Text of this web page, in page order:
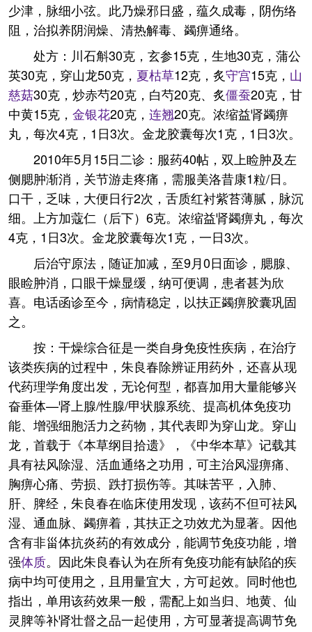
少津，脉细小弦。此乃燥邪日盛，蕴久成毒，阴伤络
阻，治拟养阴润燥、清热解毒、蠲痹通络。
处方：川石斛30克，玄参15克，生地30克，蒲公
英30克，穿山龙50克， 夏枯草12克，炙守宫15克， 山
慈菇30克，炒赤芍20克，白芍20克、炙僵蚕20克，甘
中黄15克， 金银花20克， 连翘20克。浓缩益肾蠲痹
丸，每次4克，1日3次。金龙胶囊每次1克，1日3次。
2010年5月15日二诊：服药40帖，双上睑肿及左
侧腮肿渐消，关节游走疼痛，需服美洛昔康1粒/日。
口干，乏味，大便日行2次，舌质红衬紫苔薄腻，脉沉
细。上方加蔻仁（后下）6克。浓缩益肾蠲痹丸，每次
4克，1日3次。金龙胶囊每次1克，一日3次。
后治守原法，随证加减，至9月0日面诊，腮腺、
眼睑肿消，口眼干燥显缓，纳可便调，患者甚为欣
喜。电话函诊至今，病情稳定，以扶正蠲痹胶囊巩固
之。
按：干燥综合征是一类自身免疫性疾病，在治疗
该类疾病的过程中，朱良春除辨证用药外，还喜从现
代药理学角度出发，无论何型，都喜加用大量能够兴
奋垂体—肾上腺/性腺/甲状腺系统、提高机体免疫功
能、增强细胞活力之药物，其代表即为穿山龙。穿山
龙，首载于《本草纲目拾遗》，《中华本草》记载其
具有祛风除湿、活血通络之功用，可主治风湿痹痛、
胸痹心痛、劳损、跌打损伤等。其味苦平，入肺、
肝、脾经，朱良春在临床使用发现，该药不但可祛风
湿、通血脉、蠲痹着，其扶正之功效尤为显著。因他
含有非甾体抗炎药的有效成分，能调节免疫功能，增
强体质。因此朱良春认为在所有免疫功能有缺陷的疾
病中均可使用之，且用量宜大，方可起效。同时他也
指出，单用该药效果一般，需配上如当归、地黄、仙
灵脾等补肾壮督之品一起使用，方可显著提高调节免